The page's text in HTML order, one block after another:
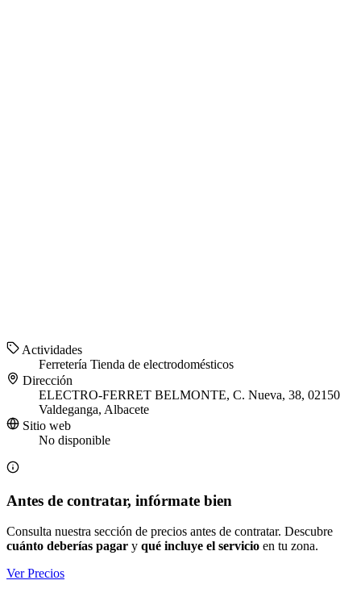
Actividades
Ferretería Tienda de electrodomésticos
Dirección
ELECTRO-FERRET BELMONTE, C. Nueva, 38, 02150
Valdeganga, Albacete
Sitio web
No disponible
Antes de contratar, infórmate bien
Consulta nuestra sección de precios antes de contratar. Descubre
cuánto deberías pagar y qué incluye el servicio en tu zona.
Ver Precios